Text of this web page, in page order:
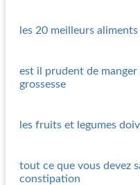
les 20 meilleurs
est il prudent de manger
grossesse
les fruits et legumes
tout ce que vous devez
constipation